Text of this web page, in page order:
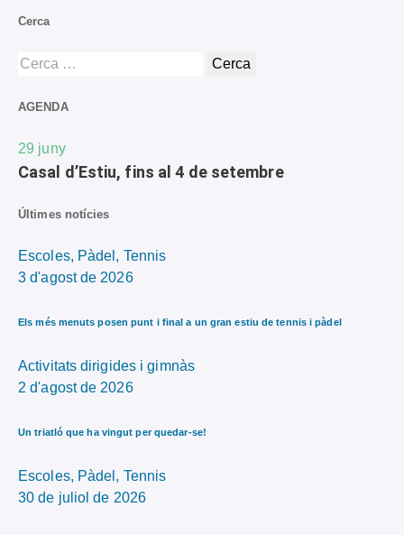
Cerca
AGENDA
29 juny
Casal d’Estiu, fins al 4 de setembre
Últimes notícies
Escoles, Pàdel, Tennis
3 d'agost de 2026
Els més menuts posen punt i final a un gran estiu de tennis i pàdel
Activitats dirigides i gimnàs
2 d'agost de 2026
Un triatló que ha vingut per quedar-se!
Escoles, Pàdel, Tennis
30 de juliol de 2026